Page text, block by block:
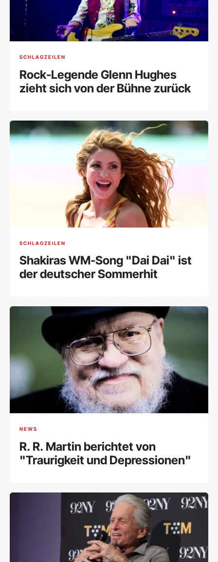
SCHLAGZEILEN
Rock-Legende Glenn Hughes
zieht sich von der Bühne zurück
SCHLAGZEILEN
Shakiras WM-Song "Dai Dai" ist
der deutscher Sommerhit
NEWS
R. R. Martin berichtet von
"Traurigkeit und Depressionen"